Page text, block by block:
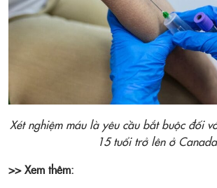
Xét nghiệm máu là yêu cầu bắt buộc đối
15 tuổi trở lên ở Canada
>> Xem thêm: